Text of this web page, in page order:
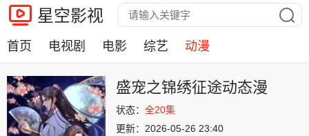
星空影视
首页 电视剧 电影 综艺 动漫
盛宠之锦绣征途动态漫
状态： 全20集
更新： 2026-05-26 23:40